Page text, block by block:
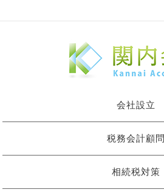
会社設立
税務会計顧問
相続税対策